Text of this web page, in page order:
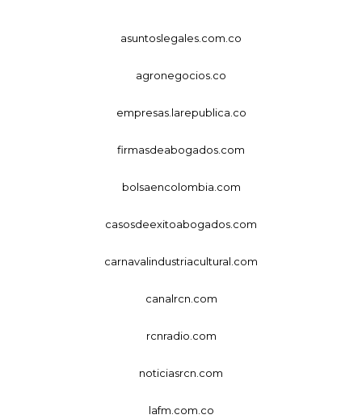
asuntoslegales.com.co
agronegocios.co
empresas.larepublica.co
firmasdeabogados.com
bolsaencolombia.com
casosdeexitoabogados.com
carnavalindustriacultural.com
canalrcn.com
rcnradio.com
noticiasrcn.com
lafm.com.co